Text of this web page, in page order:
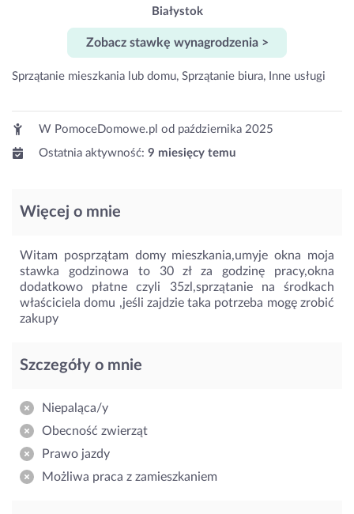
Białystok
Zobacz stawkę wynagrodzenia >
Sprzątanie mieszkania lub domu, Sprzątanie biura, Inne usługi
W PomoceDomowe.pl od października 2025
Ostatnia aktywność: 9 miesięcy temu
Więcej o mnie
Witam posprzątam domy mieszkania,umyje okna moja
stawka godzinowa to 30 zł za godzinę pracy,okna
dodatkowo płatne czyli 35zl,sprzątanie na środkach
właściciela domu ,jeśli zajdzie taka potrzeba mogę zrobić
zakupy
Szczegóły o mnie
Niepaląca/y
Obecność zwierząt
Prawo jazdy
Możliwa praca z zamieszkaniem